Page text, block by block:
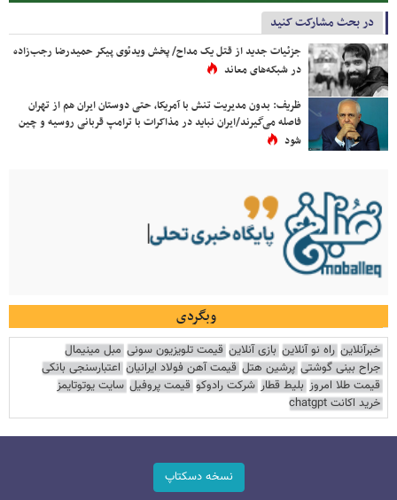
در بحث مشارکت کنید
جزئیات جدید از قتل یک مداح/ پخش ویدئوی پیکر حمیدرضا رجب‌زاده
در شبکه‌های معاند
ظریف: بدون مدیریت تنش با آمریکا، حتی دوستان ایران هم از تهران
فاصله می‌گیرند/ایران نباید در مذاکرات با ترامپ قربانی روسیه و چین
شود
وبگردی
خبرآنلاین راه نو آنلاین بازی آنلاین قیمت تلویزیون سونی مبل مینیمال
جراح بینی گوشتی پرشین هتل قیمت آهن فولاد ایرانیان اعتبارسنجی بانکی
قیمت طلا امروز بلیط قطار شرکت رادوکو قیمت پروفیل سایت یوتوتایمز
خرید اکانت chatgpt
نسخه دسکتاپ